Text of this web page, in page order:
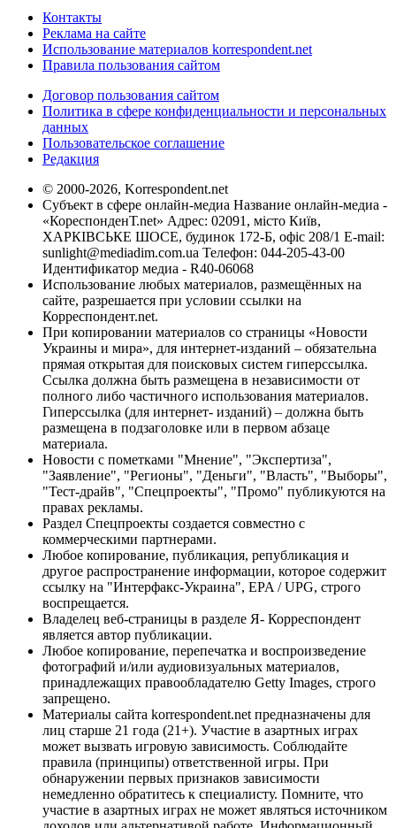
Контакты
Реклама на сайте
Использование материалов korrespondent.net
Правила пользования сайтом
Договор пользования сайтом
Политика в сфере конфиденциальности и персональных
данных
Пользовательское соглашение
Редакция
© 2000-2026, Korrespondent.net
Субъект в сфере онлайн-медиа Название онлайн-медиа -
«КореспонденТ.net» Адрес: 02091, місто Київ,
ХАРКІВСЬКЕ ШОСЕ, будинок 172-Б, офіс 208/1 E-mail:
sunlight@mediadim.com.ua Телефон: 044-205-43-00
Идентификатор медиа - R40-06068
Использование любых материалов, размещённых на
сайте, разрешается при условии ссылки на
Корреспондент.net.
При копировании материалов со страницы «Новости
Украины и мира», для интернет-изданий – обязательна
прямая открытая для поисковых систем гиперссылка.
Ссылка должна быть размещена в независимости от
полного либо частичного использования материалов.
Гиперссылка (для интернет- изданий) – должна быть
размещена в подзаголовке или в первом абзаце
материала.
Новости с пометками "Мнение", "Экспертиза",
"Заявление", "Регионы", "Деньги", "Власть", "Выборы",
"Тест-драйв", "Спецпроекты", "Промо" публикуются на
правах рекламы.
Раздел Спецпроекты создается совместно с
коммерческими партнерами.
Любое копирование, публикация, републикация и
другое распространение информации, которое содержит
ссылку на "Интерфакс-Украина", EPA / UPG, строго
воспрещается.
Владелец веб-страницы в разделе Я- Корреспондент
является автор публикации.
Любое копирование, перепечатка и воспроизведение
фотографий и/или аудиовизуальных материалов,
принадлежащих правообладателю Getty Images, строго
запрещено.
Материалы сайта korrespondent.net предназначены для
лиц старше 21 года (21+). Участие в азартных играх
может вызвать игровую зависимость. Соблюдайте
правила (принципы) ответственной игры. При
обнаружении первых признаков зависимости
немедленно обратитесь к специалисту. Помните, что
участие в азартных играх не может являться источником